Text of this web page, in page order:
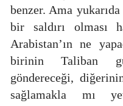
benzer. Ama
bir saldırı olması
Arabistan’ın ne
birinin Taliban
göndereceği,
sağlamakla mı